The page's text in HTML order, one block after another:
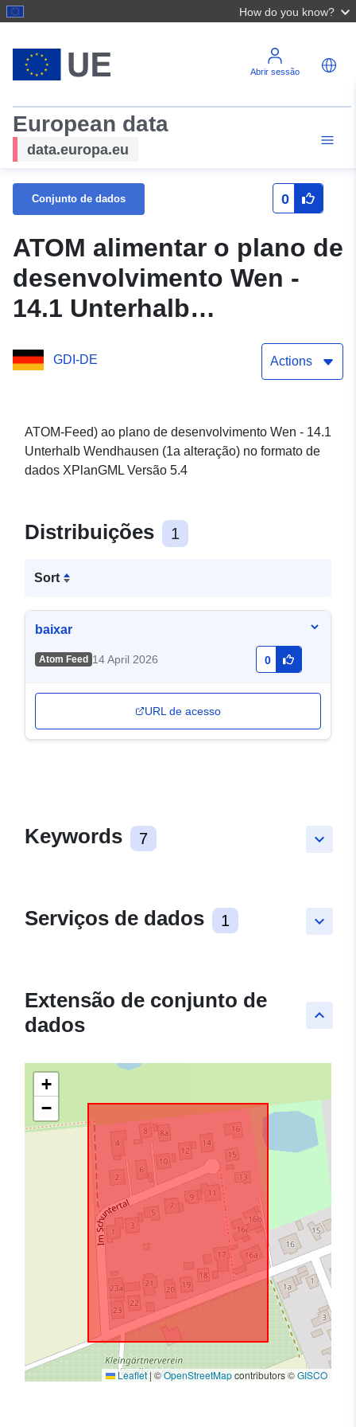
How do you know?
Abrir sessão
European data
data.europa.eu
Conjunto de dados 0
ATOM alimentar o plano de
desenvolvimento Wen -
14.1 Unterhalb
alteração) do município de
GDI-DE Actions
ATOM-Feed) ao plano de desenvolvimento Wen - 14.1
Unterhalb Wendhausen (1a alteração) no formato de
dados XPlanGML Versão 5.4
Distribuições 1
Sort
baixar
Atom Feed 14 April 2026 0
URL de acesso
keyboard_arrow_down
Keywords 7
keyboard_arrow_down
Serviços de dados 1
keyboard_arrow_up
Extensão de conjunto de
dados
+
−
Leaflet|©OpenStreetMapcontributors ©GISCO